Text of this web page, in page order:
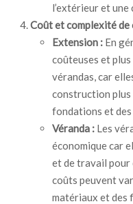
l’extérieur et
Coût et complexité
Extension : En
coûteuses et
vérandas, car
construction plus
fondations et
Véranda : Les
économique car
et de travail pour
coûts peuvent
matériaux et des